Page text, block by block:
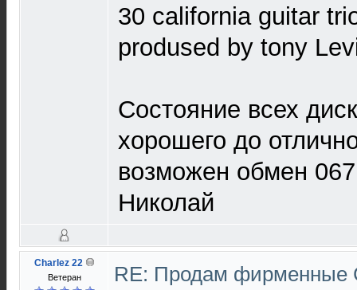
30 california guitar
prodused by tony
Состояние всех
хорошего до
возможен обмен
Николай
Charlez 22
Ветеран
RE: Продам фирменные